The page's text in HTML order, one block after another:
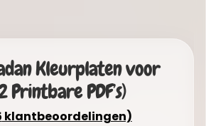
Kleurplaten voor
Printbare PDF’s)
klantbeoordelingen)